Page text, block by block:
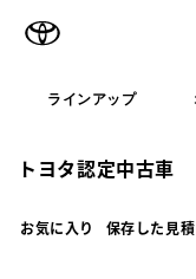
ラインアップ
トヨタ認定中古車
お気に入り 保存した見積